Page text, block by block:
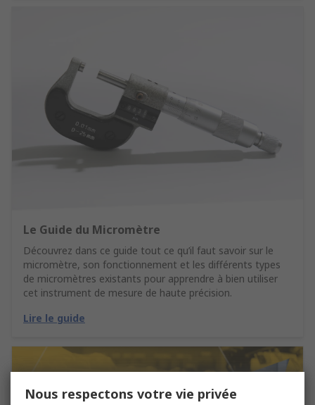
Le Guide du Micromètre
Découvrez dans ce guide tout ce qu’il faut savoir sur le
micromètre, son fonctionnement et les différents types
de micromètres existants pour apprendre à bien utiliser
cet instrument de mesure de haute précision.
Lire le guide
Nous respectons votre vie privée